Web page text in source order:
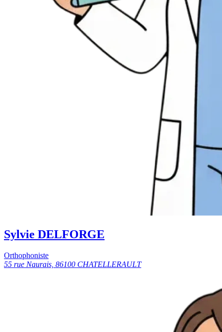
Sylvie DELFORGE
Orthophoniste
55 rue Naurais, 86100 CHATELLERAULT